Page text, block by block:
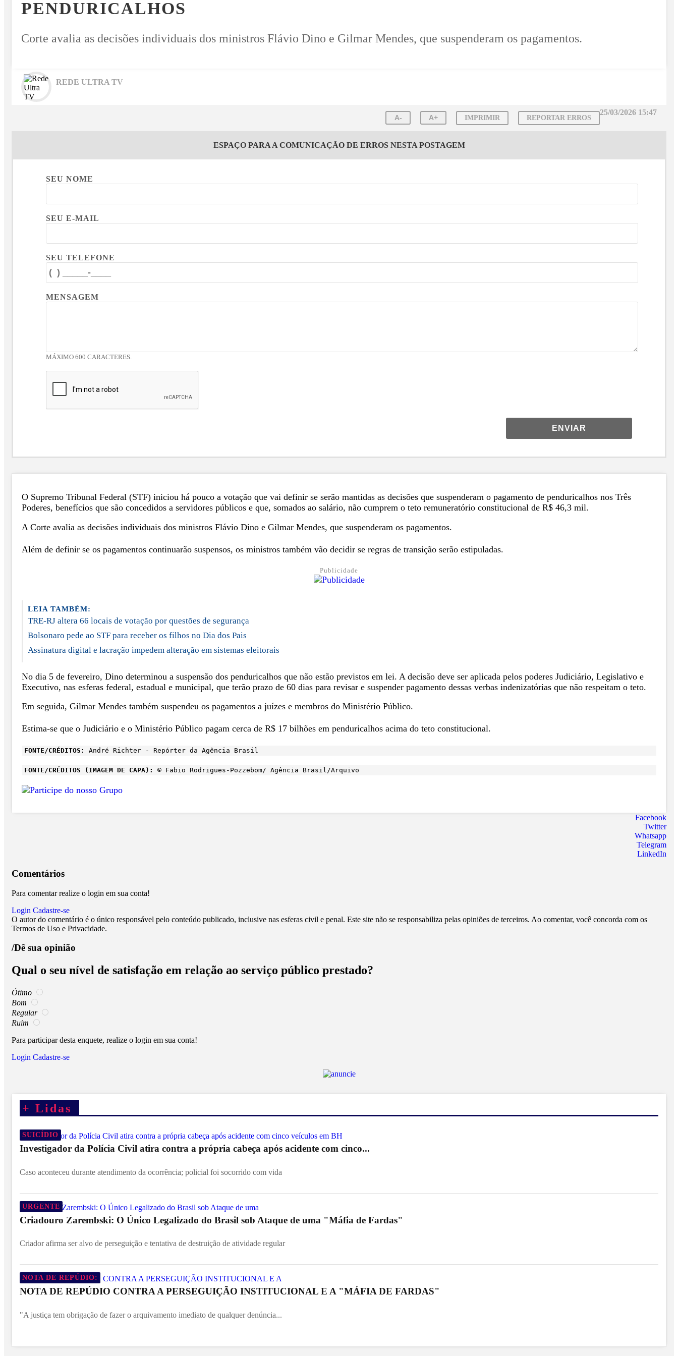
PENDURICALHOS
Corte avalia as decisões individuais dos ministros Flávio Dino e Gilmar Mendes, que suspenderam os pagamentos.
REDE ULTRA TV
25/03/2026 15:47
A- A+ IMPRIMIR REPORTAR ERROS
ESPAÇO PARA A COMUNICAÇÃO DE ERROS NESTA POSTAGEM
SEU NOME
SEU E-MAIL
SEU TELEFONE
MENSAGEM
MÁXIMO 600 CARACTERES.
ENVIAR
O Supremo Tribunal Federal (STF) iniciou há pouco a votação que vai definir se serão mantidas as decisões que suspenderam o pagamento de penduricalhos nos Três
Poderes, benefícios que são concedidos a servidores públicos e que, somados ao salário, não cumprem o teto remuneratório constitucional de R$ 46,3 mil.
A Corte avalia as decisões individuais dos ministros Flávio Dino e Gilmar Mendes, que suspenderam os pagamentos.
Além de definir se os pagamentos continuarão suspensos, os ministros também vão decidir se regras de transição serão estipuladas.
Publicidade
LEIA TAMBÉM:
TRE-RJ altera 66 locais de votação por questões de segurança
Bolsonaro pede ao STF para receber os filhos no Dia dos Pais
Assinatura digital e lacração impedem alteração em sistemas eleitorais
No dia 5 de fevereiro, Dino determinou a suspensão dos penduricalhos que não estão previstos em lei. A decisão deve ser aplicada pelos poderes Judiciário, Legislativo e
Executivo, nas esferas federal, estadual e municipal, que terão prazo de 60 dias para revisar e suspender pagamento dessas verbas indenizatórias que não respeitam o teto.
Em seguida, Gilmar Mendes também suspendeu os pagamentos a juízes e membros do Ministério Público.
Estima-se que o Judiciário e o Ministério Público pagam cerca de R$ 17 bilhões em penduricalhos acima do teto constitucional.
FONTE/CRÉDITOS: André Richter - Repórter da Agência Brasil
FONTE/CRÉDITOS (IMAGEM DE CAPA): © Fabio Rodrigues-Pozzebom/ Agência Brasil/Arquivo
Facebook
Twitter
Whatsapp
Telegram
LinkedIn
Comentários
Para comentar realize o login em sua conta!
Login Cadastre-se
O autor do comentário é o único responsável pelo conteúdo publicado, inclusive nas esferas civil e penal. Este site não se responsabiliza pelas opiniões de terceiros. Ao comentar, você concorda com os
Termos de Uso e Privacidade.
/Dê sua opinião
Qual o seu nível de satisfação em relação ao serviço público prestado?
Ótimo
Bom
Regular
Ruim
Para participar desta enquete, realize o login em sua conta!
Login Cadastre-se
+ Lidas
SUICÍDIO
Investigador da Polícia Civil atira contra a própria cabeça após acidente com cinco...
Caso aconteceu durante atendimento da ocorrência; policial foi socorrido com vida
URGENTE
Criadouro Zarembski: O Único Legalizado do Brasil sob Ataque de uma "Máfia de Fardas"
Criador afirma ser alvo de perseguição e tentativa de destruição de atividade regular
NOTA DE REPÚDIO:
NOTA DE REPÚDIO CONTRA A PERSEGUIÇÃO INSTITUCIONAL E A "MÁFIA DE FARDAS"
"A justiça tem obrigação de fazer o arquivamento imediato de qualquer denúncia...